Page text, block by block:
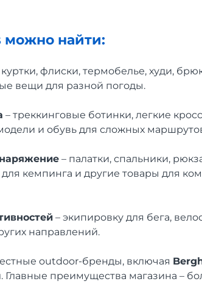
можно найти:
куртки, флиски, термобелье, худи,
вещи для разной погоды.
– треккинговые ботинки, легкие
и обувь для сложных
– палатки, спальники,
кемпинга и другие товары для
– экипировку для бега,
направлений.
outdoor-бренды, включая
Главные преимущества магазина –